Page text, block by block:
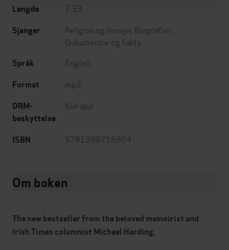
Lengde 7:33
Sjanger Religion og livssyn Biografier
Dokumentar og fakta
Språk English
Format mp3
DRM-
beskyttelse
Kun app
ISBN 9781399716864
Om boken
The new bestseller from the beloved memoirist and
Irish Times columnist Michael Harding.